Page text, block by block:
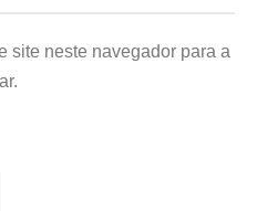
site neste navegador para a